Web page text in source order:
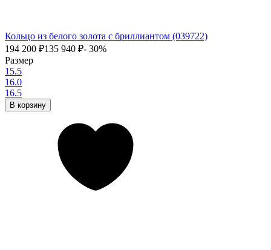
Кольцо из белого золота с бриллиантом (039722)
194 200 ₽135 940 ₽- 30%
Размер
15.5
16.0
16.5
В корзину